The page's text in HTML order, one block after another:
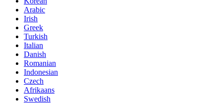
Arabic
Irish
Greek
Turkish
Italian
Danish
Romanian
Indonesian
Czech
Afrikaans
Swedish